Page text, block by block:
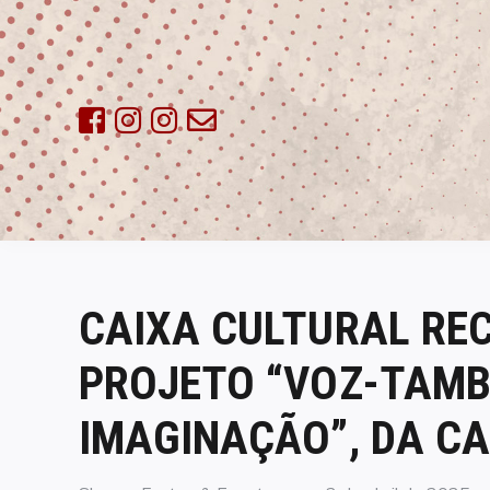
Skip
to
content
CAIXA CULTURAL
PROJETO “VOZ-
IMAGINAÇÃO”, DA